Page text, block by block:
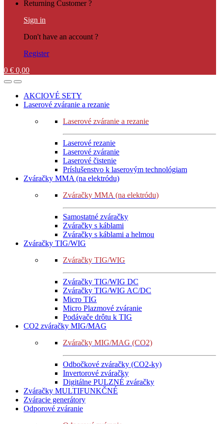
Returning Customer ?
Sign in
Don't have an account ?
Register
0 € 0,00
AKCIOVÉ SETY
Laserové zváranie a rezanie
Laserové zváranie a rezanie
Laserové rezanie
Laserové zváranie
Laserové čistenie
Príslušenstvo k laserovým technológiam
Zváračky MMA (na elektródu)
Zváračky MMA (na elektródu)
Samostatné zváračky
Zváračky s káblami
Zváračky s káblami a helmou
Zváračky TIG/WIG
Zváračky TIG/WIG
Zváračky TIG/WIG DC
Zváračky TIG/WIG AC/DC
Micro TIG
Micro Plazmové zváranie
Podávače drôtu k TIG
CO2 zváračky MIG/MAG
Zváračky MIG/MAG (CO2)
Odbočkové zváračky (CO2-ky)
Invertorové zváračky
Digitálne PULZNÉ zváračky
Zváračky MULTIFUNKČNÉ
Zváracie generátory
Odporové zváranie